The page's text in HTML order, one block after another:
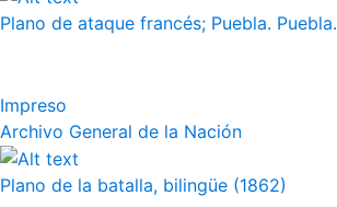
Plano de ataque francés; Puebla. Puebla.
Impreso
Archivo General de la Nación
Plano de la batalla, bilingüe (1862)